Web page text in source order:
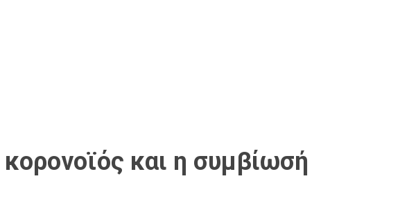
και η συμβίωσή